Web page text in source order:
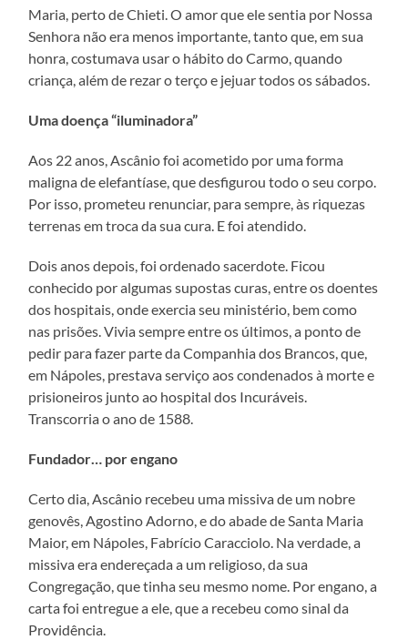
Maria, perto de Chieti. O amor que ele sentia por Nossa
Senhora não era menos importante, tanto que, em sua
honra, costumava usar o hábito do Carmo, quando
criança, além de rezar o terço e jejuar todos os sábados.
Uma doença “iluminadora”
Aos 22 anos, Ascânio foi acometido por uma forma
maligna de elefantíase, que desfigurou todo o seu corpo.
Por isso, prometeu renunciar, para sempre, às riquezas
terrenas em troca da sua cura. E foi atendido.
Dois anos depois, foi ordenado sacerdote. Ficou
conhecido por algumas supostas curas, entre os doentes
dos hospitais, onde exercia seu ministério, bem como
nas prisões. Vivia sempre entre os últimos, a ponto de
pedir para fazer parte da Companhia dos Brancos, que,
em Nápoles, prestava serviço aos condenados à morte e
prisioneiros junto ao hospital dos Incuráveis.
Transcorria o ano de 1588.
Fundador… por engano
Certo dia, Ascânio recebeu uma missiva de um nobre
genovês, Agostino Adorno, e do abade de Santa Maria
Maior, em Nápoles, Fabrício Caracciolo. Na verdade, a
missiva era endereçada a um religioso, da sua
Congregação, que tinha seu mesmo nome. Por engano, a
carta foi entregue a ele, que a recebeu como sinal da
Providência.